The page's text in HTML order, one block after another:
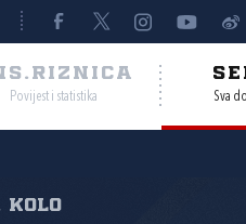
Povijest i statistika Sva
kolo